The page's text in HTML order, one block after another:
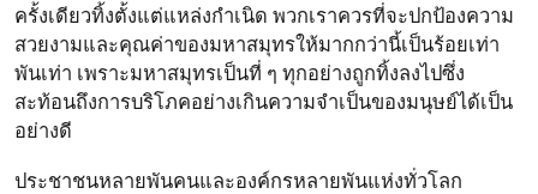
ครั้งเดียวทิ้งตั้งแต่แหล่งกำเนิด พวกเราควรที่จะปกป้องความ
สวยงามและคุณค่าของมหาสมุทรให้มากกว่านี้เป็นร้อยเท่า
พันเท่า เพราะมหาสมุทรเป็นที่ ๆ ทุกอย่างถูกทิ้งลงไปซึ่ง
สะท้อนถึงการบริโภคอย่างเกินความจำเป็นของมนุษย์ได้เป็น
อย่างดี
ประชาชนหลายพันคนและองค์กรหลายพันแห่งทั่วโลก